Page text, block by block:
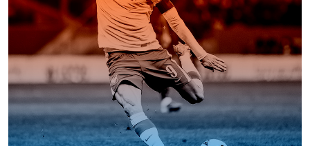
網站加速指南
WAF 規則實戰攻略
Ａ級資安監控